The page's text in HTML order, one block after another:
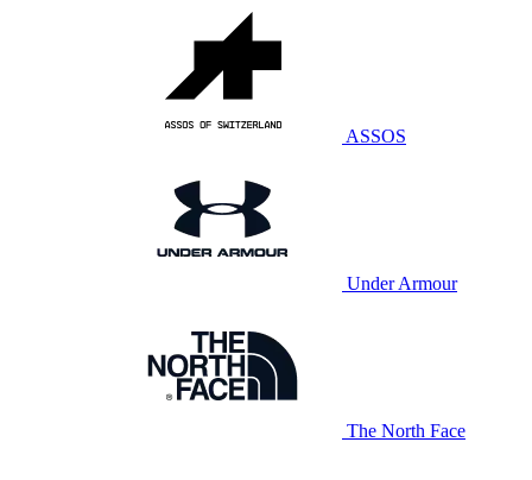
ASSOS
Under Armour
The North Face